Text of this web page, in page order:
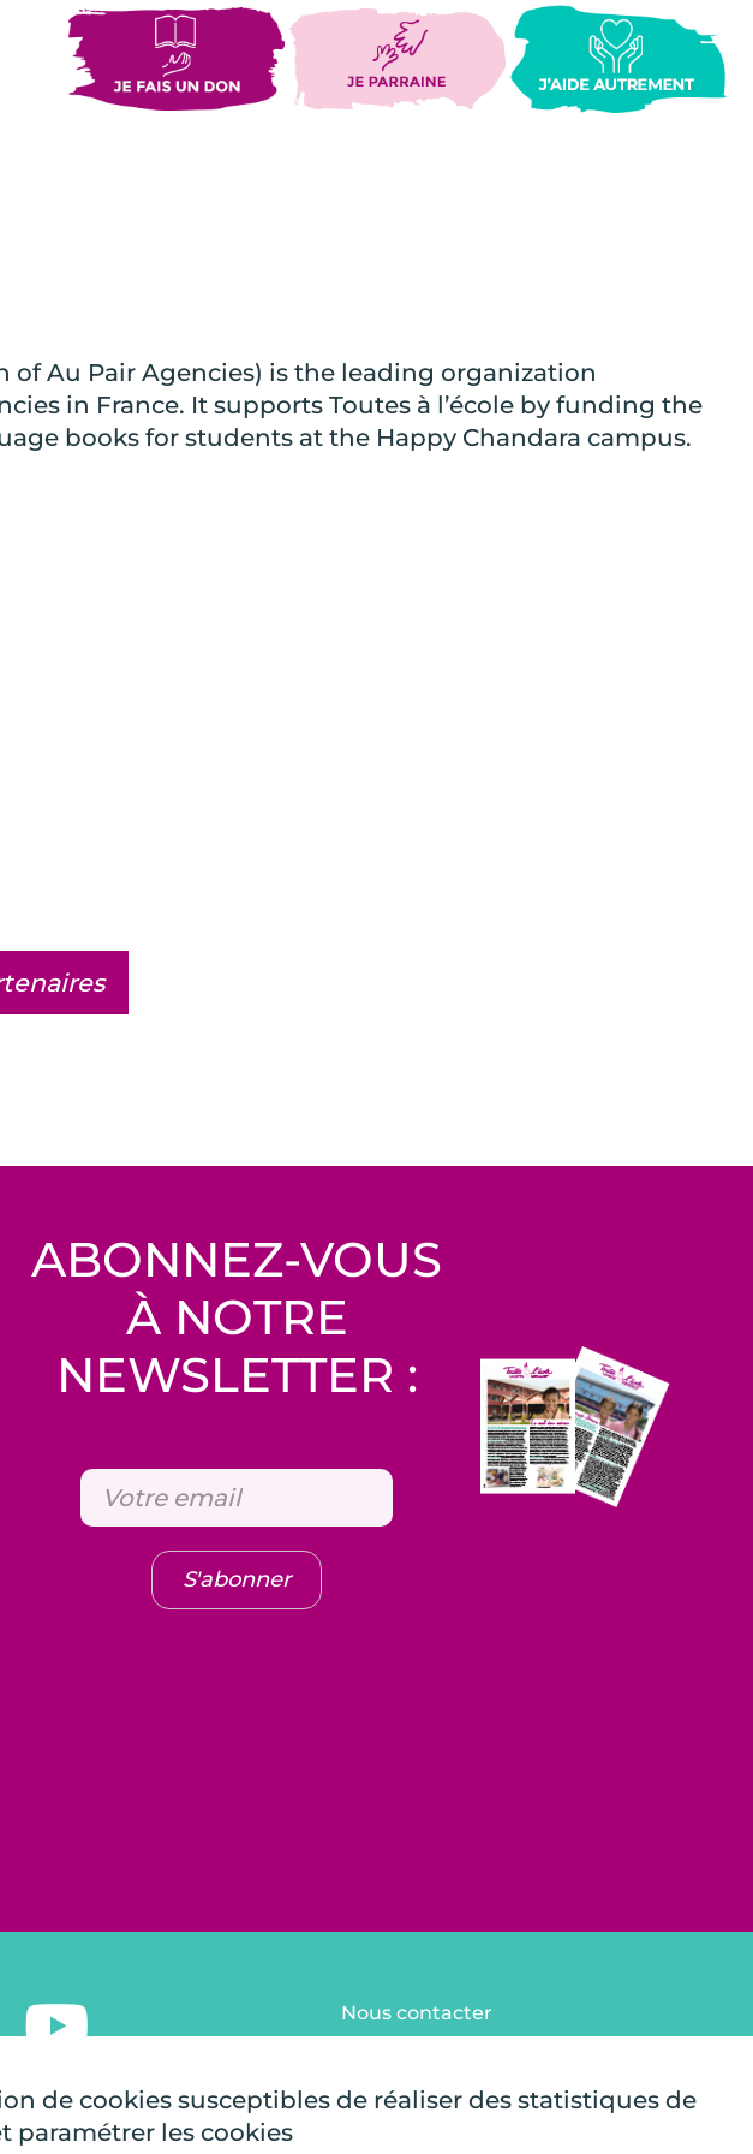
de cookies susceptibles de réaliser des statistiques de
paramétrer les cookies
of Au Pair Agencies) is the leading organization
in France. It supports Toutes à l’école by funding the
books for students at the Happy Chandara campus.
ABONNEZ-VOUS
À NOTRE
NEWSLETTER :
S'abonner
Nous contacter
Plan du site